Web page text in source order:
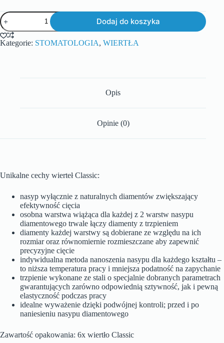
Dodaj do koszyka
Kategorie: STOMATOLOGIA, WIERTŁA
Opis
Opinie (0)
Unikalne cechy wierteł Classic:
nasyp wyłącznie z naturalnych diamentów zwiększający
efektywność cięcia
osobna warstwa wiążąca dla każdej z 2 warstw nasypu
diamentowego trwale łączy diamenty z trzpieniem
diamenty każdej warstwy są dobierane ze względu na ich
rozmiar oraz równomiernie rozmieszczane aby zapewnić
precyzyjne cięcie
indywidualna metoda nanoszenia nasypu dla każdego kształtu –
to niższa temperatura pracy i mniejsza podatność na zapychanie
trzpienie wykonane ze stali o specjalnie dobranych parametrach
gwarantujących zarówno odpowiednią sztywność, jak i pewną
elastyczność podczas pracy
idealne wyważenie dzięki podwójnej kontroli; przed i po
naniesieniu nasypu diamentowego
Zawartość opakowania: 6x wiertło Classic